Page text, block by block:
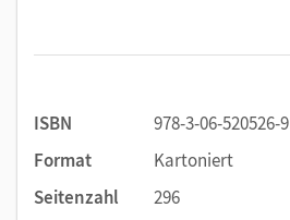
ISBN
978-3-06-520526-9
Format
Kartoniert
Seitenzahl
296